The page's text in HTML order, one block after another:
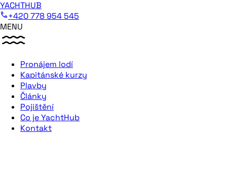
YACHTHUB
+420 778 954 545
MENU
Pronájem lodí
Kapitánské kurzy
Plavby
Články
Pojištění
Co je YachtHub
Kontakt